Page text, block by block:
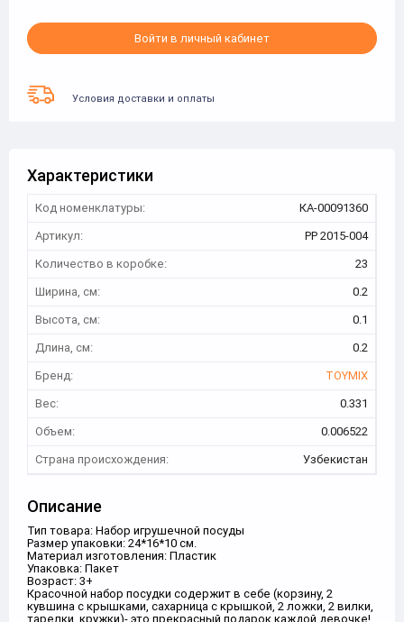
Войти в личный кабинет
Условия доставки и оплаты
Характеристики
Код номенклатуры:
КА-00091360
Артикул:
РР 2015-004
Количество в коробке:
23
Ширина, см:
0.2
Высота, см:
0.1
Длина, см:
0.2
Бренд:
TOYMIX
Вес:
0.331
Объем:
0.006522
Страна происхождения:
Узбекистан
Описание
Тип товара: Набор игрушечной посуды
Размер упаковки: 24*16*10 см.
Материал изготовления: Пластик
Упаковка: Пакет
Возраст: 3+
Красочной набор посудки содержит в себе (корзину, 2
кувшина с крышками, сахарница с крышкой, 2 ложки, 2 вилки,
тарелки, кружки)- это прекрасный подарок каждой девочке!